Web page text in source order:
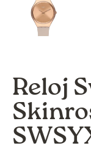
Reloj